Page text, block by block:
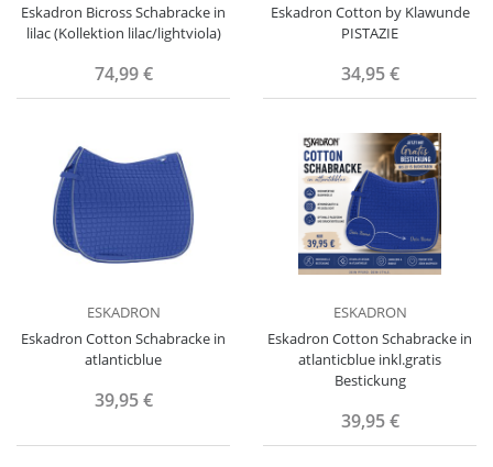
Eskadron Bicross Schabracke in
lilac (Kollektion lilac/lightviola)
74,99 €
Eskadron Cotton by Klawunde
PISTAZIE
34,95 €
ESKADRON
Eskadron Cotton Schabracke in
atlanticblue
39,95 €
ESKADRON
Eskadron Cotton Schabracke in
atlanticblue inkl.gratis
Bestickung
39,95 €